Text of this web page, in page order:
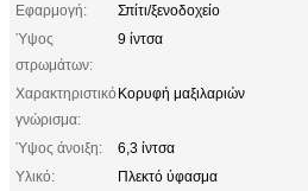
Εφαρμογή:
Σπίτι/ξενοδοχείο
Ύψος
στρωμάτων:
9 ίντσα
Χαρακτηριστικό
γνώρισμα:
Κορυφή μαξιλαριών
Ύψος άνοιξη:
6,3 ίντσα
Υλικό:
Πλεκτό ύφασμα